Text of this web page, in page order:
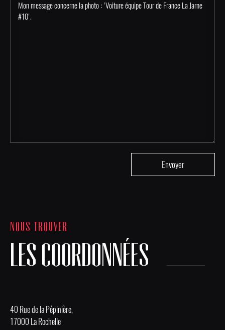
NOUS TROUVER
LES COORDONNÉES
40 Rue de la Pépinière,
17000 La Rochelle